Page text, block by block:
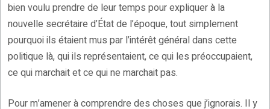
bien voulu prendre de leur temps pour expliquer à la
nouvelle secrétaire d’État de l’époque, tout simplement
pourquoi ils étaient mus par l’intérêt général dans cette
politique là, qui ils représentaient, ce qui les préoccupaient,
ce qui marchait et ce qui ne marchait pas.
Pour m’amener à comprendre des choses que j’ignorais. Il y